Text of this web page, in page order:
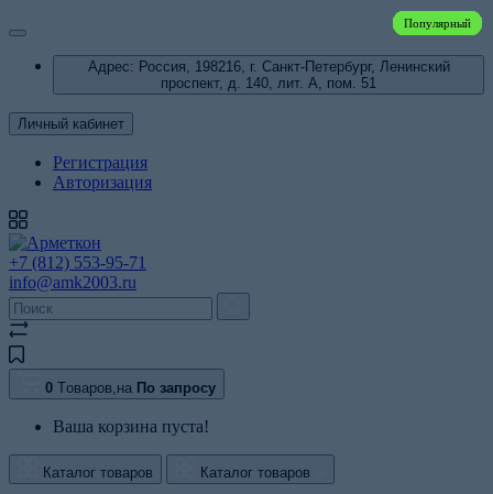
Адрес: Россия, 198216, г. Санкт-Петербург, Ленинский
проспект, д. 140, лит. А, пом. 51
Личный кабинет
Регистрация
Авторизация
+7 (812) 553-95-71
info@amk2003.ru
0 Tоваров,на По запросу
Ваша корзина пуста!
Каталог товаров Каталог товаров
Популярный
Популярный
Популярный
Популярный
Популярный
Популярный
Популярный
Популярный
Популярный
Популярный
Популярный
Популярный
Популярный
Популярный
Популярный
Популярный
Популярный
Популярный
Популярный
Популярный
Популярный
Популярный
Популярный
Популярный
Популярный
Популярный
Популярный
Популярный
Популярный
Популярный